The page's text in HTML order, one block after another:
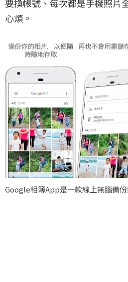
要換帳號、每次都是手機照片
心煩。
Google相簿App是一款線上無腦備份